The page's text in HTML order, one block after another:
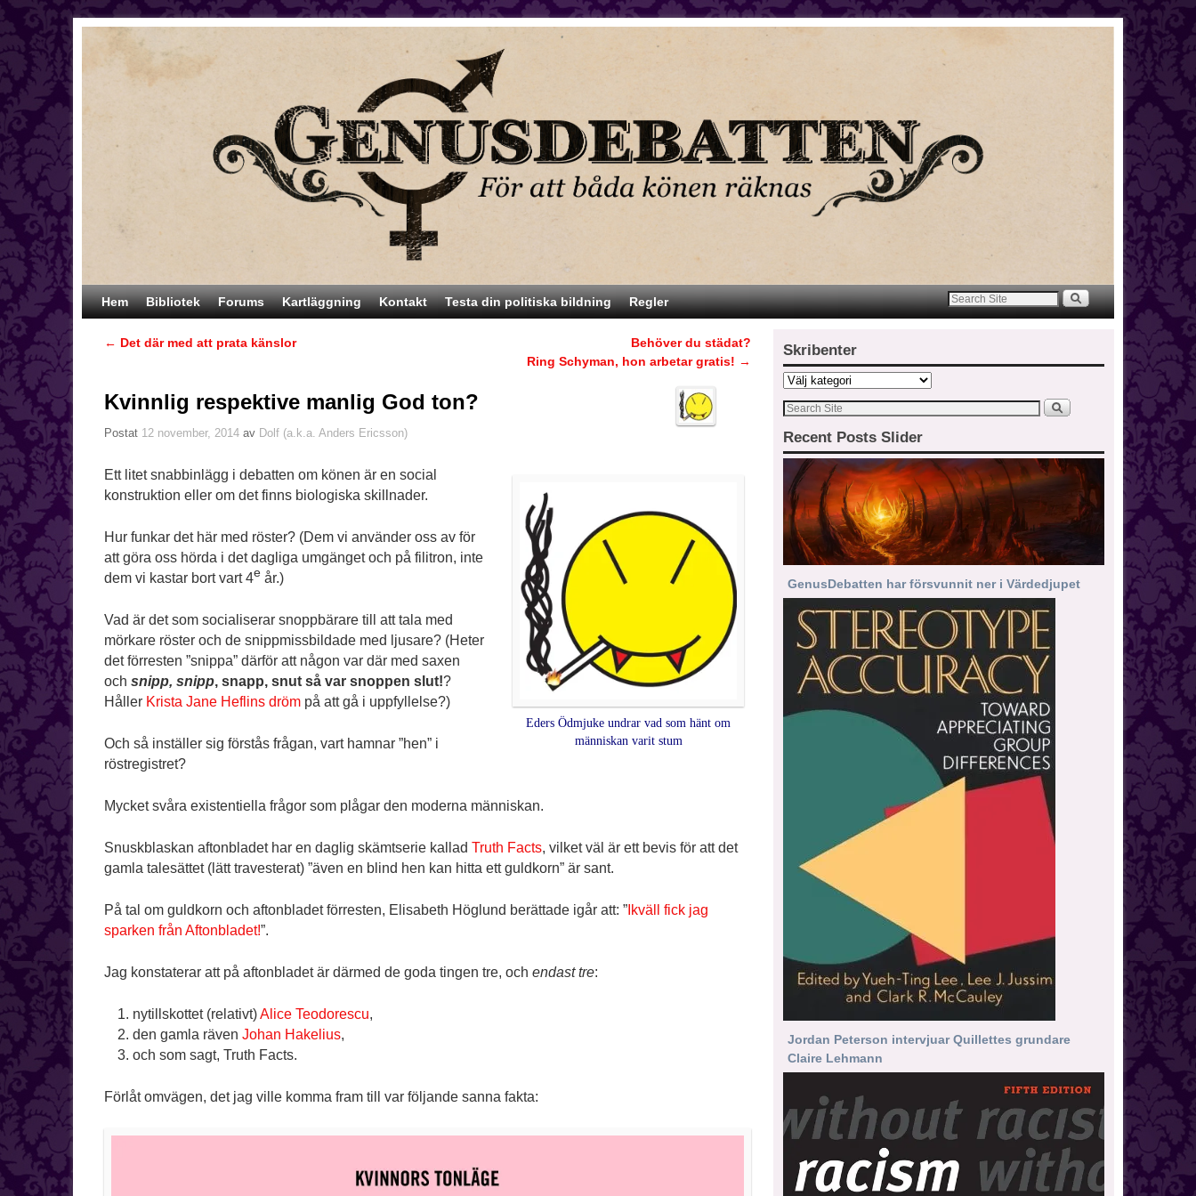
Hoppa till huvudinnehåll
Hoppa till sekundärt innehåll
Hem Bibliotek Forums Kartläggning Kontakt Testa din politiska bildning Regler
Inläggsnavigering
← Det där med att prata känslor
Behöver du städat?
Ring Schyman, hon arbetar gratis! →
Kvinnlig respektive manlig God ton?
Postat 12 november, 2014 av Dolf (a.k.a. Anders Ericsson)
Eders Ödmjuke undrar vad som hänt om
människan varit stum
Ett litet snabbinlägg i debatten om könen är en social
konstruktion eller om det finns biologiska skillnader.
Hur funkar det här med röster? (Dem vi använder oss av för
att göra oss hörda i det dagliga umgänget och på filitron, inte
dem vi kastar bort vart 4e år.)
Vad är det som socialiserar snoppbärare till att tala med
mörkare röster och de snippmissbildade med ljusare? (Heter
det förresten ”snippa” därför att någon var där med saxen
och snipp, snipp, snapp, snut så var snoppen slut!?
Håller Krista Jane Heflins dröm på att gå i uppfyllelse?)
Och så inställer sig förstås frågan, vart hamnar ”hen” i
röstregistret?
Mycket svåra existentiella frågor som plågar den moderna människan.
Snuskblaskan aftonbladet har en daglig skämtserie kallad Truth Facts, vilket väl är ett bevis för att det
gamla talesättet (lätt travesterat) ”även en blind hen kan hitta ett guldkorn” är sant.
På tal om guldkorn och aftonbladet förresten, Elisabeth Höglund berättade igår att: ” Ikväll fick jag
sparken från Aftonbladet!”.
Jag konstaterar att på aftonbladet är därmed de goda tingen tre, och endast tre:
nytillskottet (relativt)Alice Teodorescu,
den gamla räven Johan Hakelius,
och som sagt, Truth Facts.
Förlåt omvägen, det jag ville komma fram till var följande sanna fakta:
Skribenter
Recent Posts Slider
GenusDebatten har försvunnit ner i Värdedjupet
Jordan Peterson intervjuar Quillettes grundare
Claire Lehmann